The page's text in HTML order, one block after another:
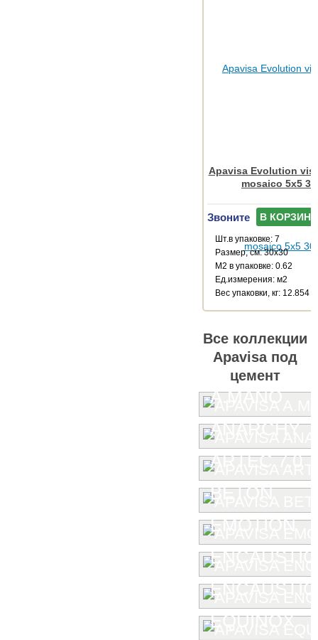
Apavisa Evolution
mosaico 5x5
Звоните В КОРЗИНУ
Шт.в упаковке: 7
Размер, см: 30x30
М2 в упаковке: 0.62
Ед.измерения: м2
Веc упаковки, кг: 12.854
Все коллекции
Apavisa под
цемент
A.MANO
ANARCHY
ARTEC 7.0
BETON
EMOTION
ENCAUSTIC
EQUINOX